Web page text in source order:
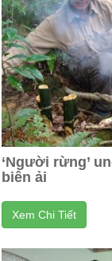
‘Người rừng’
biên ải
Xem Chi Tiết